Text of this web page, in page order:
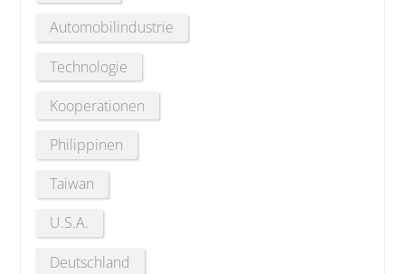
Automobilindustrie
Technologie
Kooperationen
Philippinen
Taiwan
U.S.A.
Deutschland